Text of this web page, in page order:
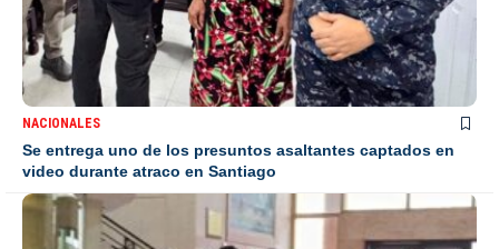
NACIONALES
Se entrega uno de los presuntos asaltantes captados en
video durante atraco en Santiago